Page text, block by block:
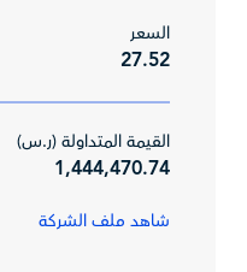
السعر
27.52
القيمة المتداولة (ر.س)
1,444,470.74
شاهد ملف الشركة